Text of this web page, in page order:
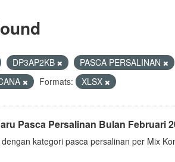
DP3AP2KB
PASCA PERSALINAN
Formats: XLSX
Pasca Persalinan Bulan Februari
kategori pasca persalinan per Mix